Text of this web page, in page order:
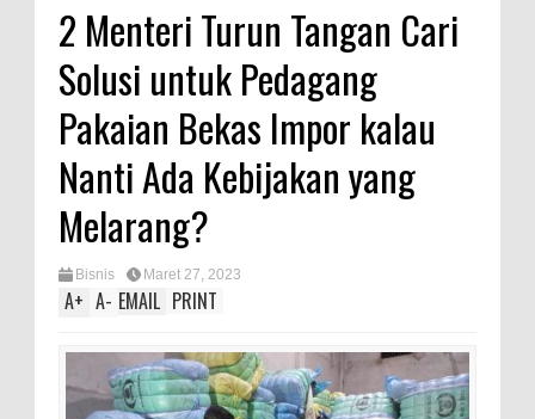
2 Menteri Turun Tangan Cari
Solusi untuk Pedagang
Pakaian Bekas Impor kalau
Nanti Ada Kebijakan yang
Melarang?
Bisnis Maret 27, 2023
A+ A- EMAIL PRINT